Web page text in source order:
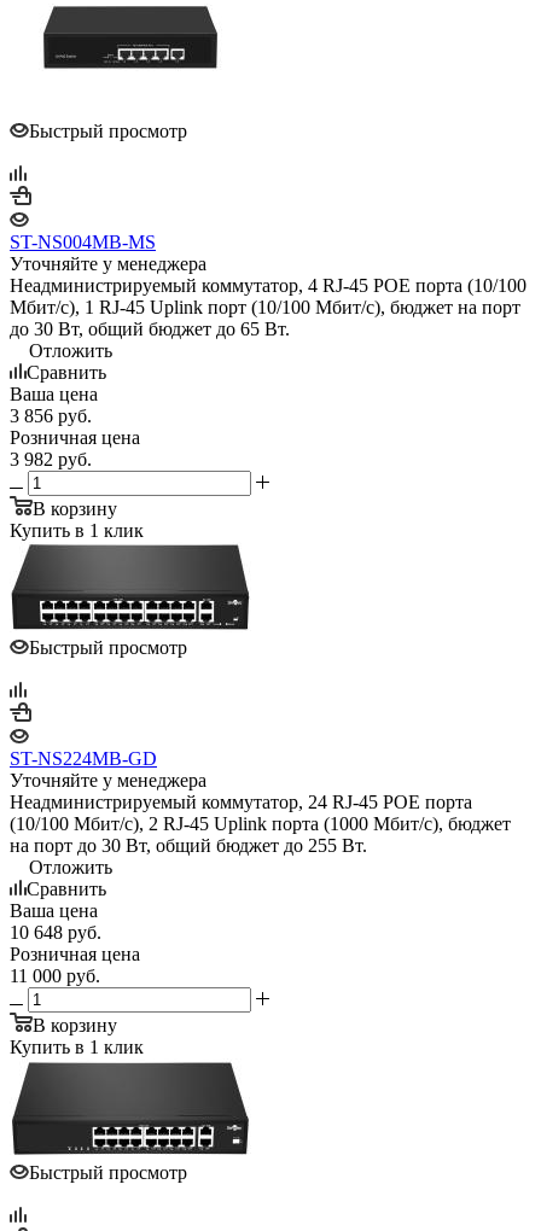
Быстрый просмотр
ST-NS004MB-MS
Уточняйте у менеджера
Неадминистрируемый коммутатор, 4 RJ-45 POE порта (10/100
Мбит/с), 1 RJ-45 Uplink порт (10/100 Мбит/с), бюджет на порт
до 30 Вт, общий бюджет до 65 Вт.
Отложить
Сравнить
Ваша цена
3 856 руб.
Розничная цена
3 982 руб.
В корзину
Купить в 1 клик
Быстрый просмотр
ST-NS224MB-GD
Уточняйте у менеджера
Неадминистрируемый коммутатор, 24 RJ-45 POE порта
(10/100 Мбит/с), 2 RJ-45 Uplink порта (1000 Мбит/с), бюджет
на порт до 30 Вт, общий бюджет до 255 Вт.
Отложить
Сравнить
Ваша цена
10 648 руб.
Розничная цена
11 000 руб.
В корзину
Купить в 1 клик
Быстрый просмотр